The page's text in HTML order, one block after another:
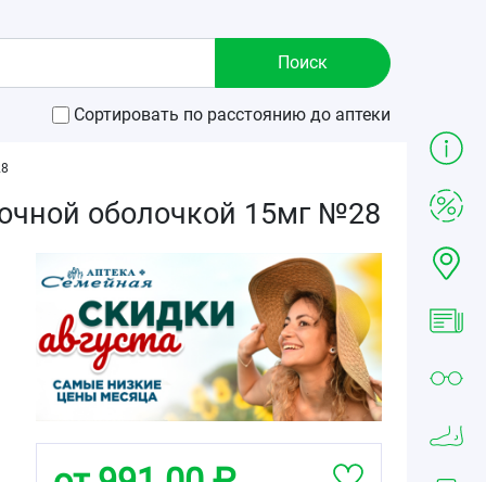
Сортировать по расстоянию до аптеки
оболочкой 15мг №28